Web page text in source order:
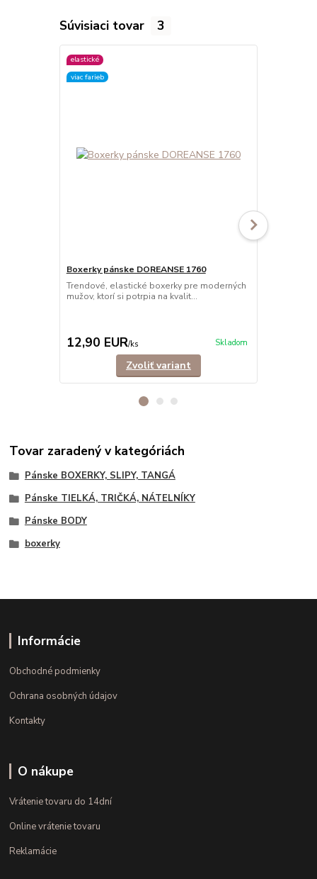
Súvisiaci tovar 3
elastické
viac farieb
Boxerky pánske DOREANSE 1760
Trendové, elastické boxerky pre moderných
mužov, ktorí si potrpia na kvalit...
12,90 EUR/ks Skladom
Zvoliť variant
Tovar zaradený v kategóriách
Pánske BOXERKY, SLIPY, TANGÁ
Pánske TIELKÁ, TRIČKÁ, NÁTELNÍKY
Pánske BODY
boxerky
Informácie
Obchodné podmienky
Ochrana osobných údajov
Kontakty
O nákupe
Vrátenie tovaru do 14dní
Online vrátenie tovaru
Reklamácie